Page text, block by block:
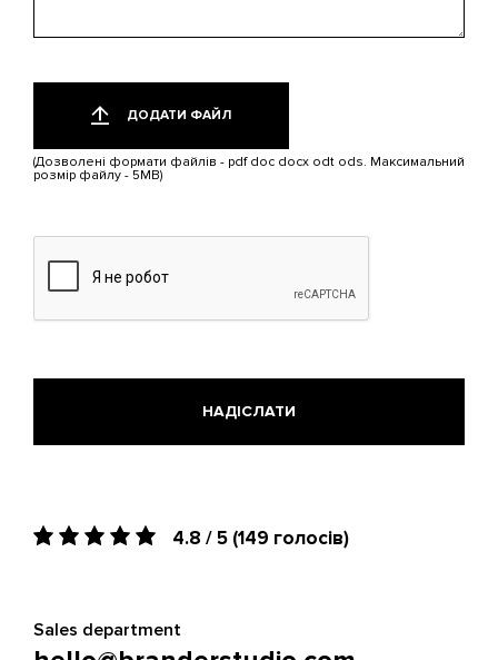
Додати
ДОДАТИ ФАЙЛ
(Дозволені формати файлів - pdf doc docx odt ods. Максимальний
розмір файлу - 5MB)
Лише
5
МБ.
pdf,
doc,
odt,
ods.
4.8 / 5 (149 голосів)
Sales department